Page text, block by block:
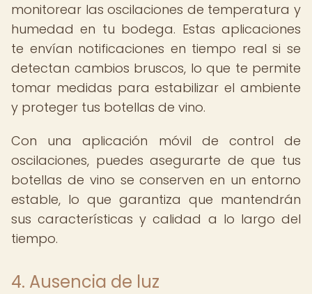
monitorear las oscilaciones de temperatura y
humedad en tu bodega. Estas aplicaciones
te envían notificaciones en tiempo real si se
detectan cambios bruscos, lo que te permite
tomar medidas para estabilizar el ambiente
y proteger tus botellas de vino.
Con una aplicación móvil de control de
oscilaciones, puedes asegurarte de que tus
botellas de vino se conserven en un entorno
estable, lo que garantiza que mantendrán
sus características y calidad a lo largo del
tiempo.
4. Ausencia de luz